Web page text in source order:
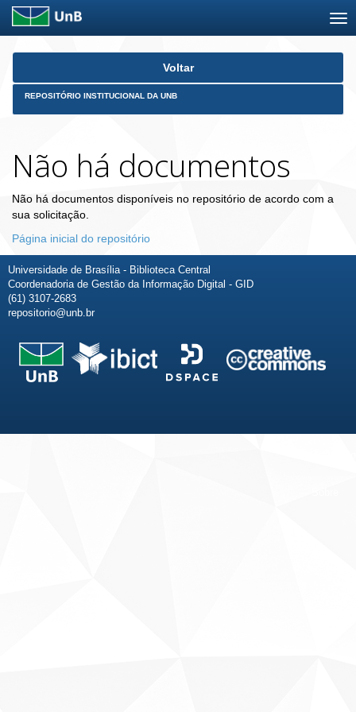
Skip
Voltar
REPOSITÓRIO INSTITUCIONAL DA UNB
Não há documentos
Não há documentos disponíveis no repositório de acordo com a
sua solicitação.
Página inicial do repositório
Universidade de Brasília - Biblioteca Central
Coordenadoria de Gestão da Informação Digital - GID
(61) 3107-2683
repositorio@unb.br